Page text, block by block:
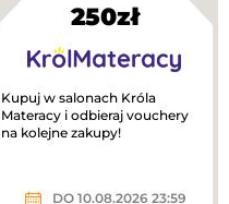
250zł
Kupuj w salonach Króla
Materacy i odbieraj vouchery
na kolejne zakupy!
DO 10.08.2026 23:59